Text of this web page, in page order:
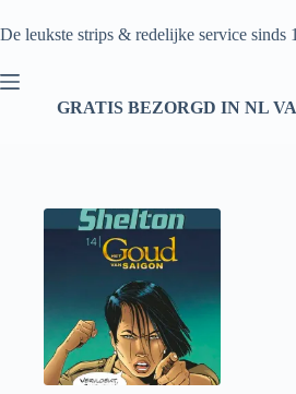
naar
De leukste strips & redelijke service sinds
GRATIS BEZORGD IN NL